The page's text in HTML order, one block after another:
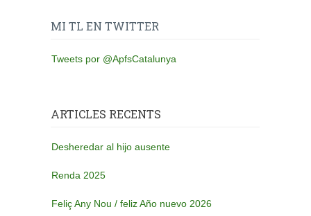
MI TL EN TWITTER
Tweets por @ApfsCatalunya
ARTICLES RECENTS
Desheredar al hijo ausente
Renda 2025
Feliç Any Nou / feliz Año nuevo 2026